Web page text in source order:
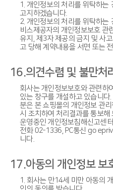
1. 개인정보의 처리를 위탁하는
고지하겠습니다.
2. 개인정보의 처리를 위탁하는
비스제공자의 개인정보보호 관
유지, 제3자 제공의 금지 및 사
고 당해 계약내용을 서면 또는
16.의견수렴 및 불만처
회사는 개인정보보호와 관련하
있는 창구를 개설하고 있습니다
분은 본 쇼핑몰의 개인정보 관
시 조치하여 처리결과를 통보해
운영중인 개인정보침해신고센
전화 02-1336, PC통신 go
니다.
17.아동의 개인정보 보
1. 회사는 만14세 미만 아동의